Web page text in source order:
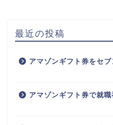
最近の投稿
アマゾンギフト券をセ
アマゾンギフト券で就